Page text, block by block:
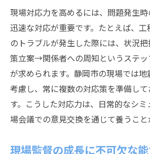
現場対応力を高めるには、問題発生
迅速な対応が重要です。たとえば、
のトラブルが発生した際には、状況
策立案→関係者への周知というステッ
が求められます。静岡市の現場では
考慮し、常に複数の対応策を準備し
す。こうした対応力は、日常的なシ
場会議での意見交換を通じて養うこと
現場監督の成長に不可欠な